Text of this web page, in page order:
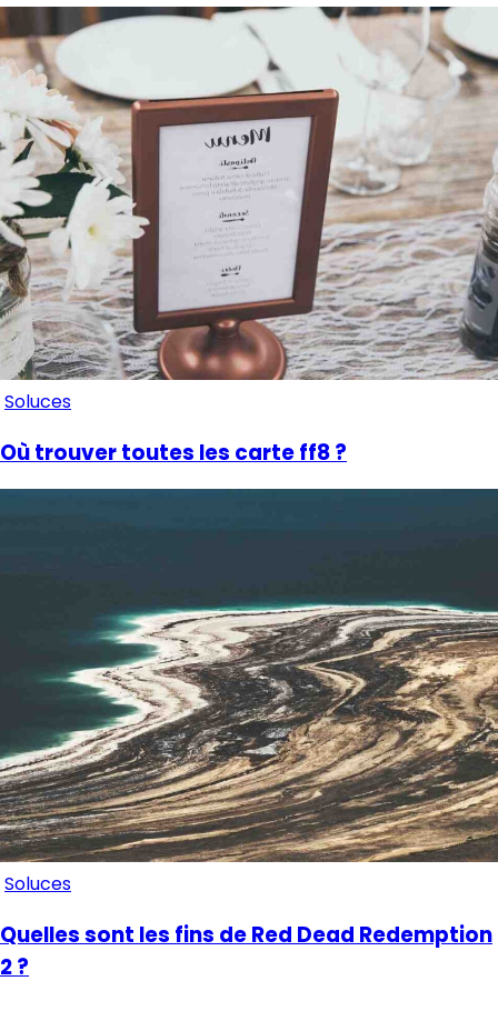
Soluces
Où trouver toutes les carte ff8 ?
Soluces
Quelles sont les fins de Red Dead Redemption
2 ?